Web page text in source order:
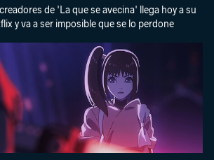
de 'La que se avecina' llega hoy a su
y va a ser imposible que se lo perdone